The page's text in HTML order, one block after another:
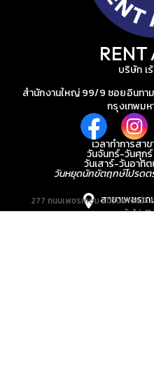
RENT
บริษัท เ
สำนักงานใหญ่ 99/9 ซอยอินทา
กรุงเทพม
เวลาทำการสา
วันจันทร์-วันศุก
วันเสาร์-วันอาทิ
วันหยุดนักขัตฤกษ์โปรดต
สาขาเพชรเ
277 ถนนเพชรเกษม แขวงบางหว้า
ยังไม่เ